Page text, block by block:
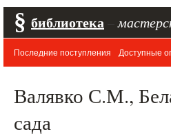
§ библиотека
Последние поступления Доступные
Валявко С.М.,
сада